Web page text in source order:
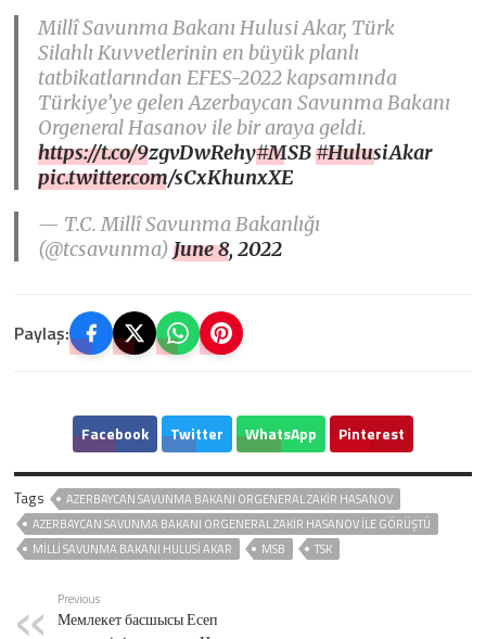
Millî Savunma Bakanı Hulusi Akar, Türk
Silahlı Kuvvetlerinin en büyük planlı
tatbikatlarından EFES-2022 kapsamında
Türkiye’ye gelen Azerbaycan Savunma Bakanı
Orgeneral Hasanov ile bir araya geldi.
https://t.co/9zgvDwRehy#MSB#HulusiAkar
pic.twitter.com/sCxKhunxXE
— T.C. Millî Savunma Bakanlığı
(@tcsavunma)June 8, 2022
Paylaş:
Facebook Twitter WhatsApp Pinterest
Tags
AZERBAYCAN SAVUNMA BAKANI ORGENERAL ZAKIR HASANOV
AZERBAYCAN SAVUNMA BAKANI ORGENERAL ZAKIR HASANOV ILE GÖRÜŞTÜ
MILLI SAVUNMA BAKANI HULUSI AKAR
MSB TSK
Previous
Мемлекет басшысы Есеп